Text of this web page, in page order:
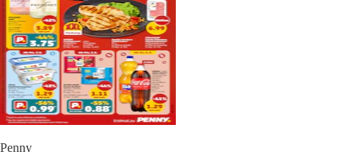
Penny